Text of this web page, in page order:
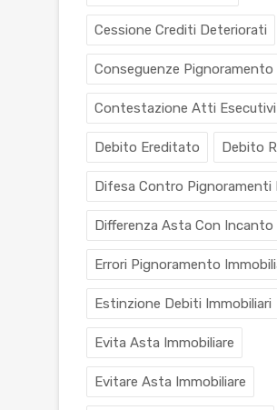
Cessione Crediti Deteriorati
Conseguenze Pignoramento
Contestazione Atti Esecutivi
Debito Ereditato Debito
Difesa Contro Pignoramenti
Differenza Asta Con
Errori Pignoramento
Estinzione Debiti Immobiliari
Evita Asta Immobiliare
Evitare Asta Immobiliare